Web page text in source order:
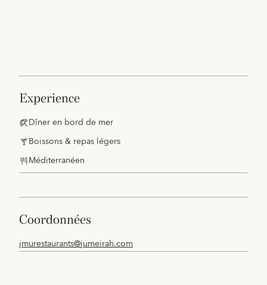
experience
Dîner en bord de mer
Boissons & repas légers
Méditerranéen
coordonnées
jmurestaurants@jumeirah.com